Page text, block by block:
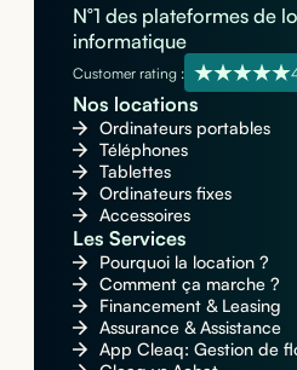
N°1 des plateformes de
informatique
Customer rating :
Nos locations
Ordinateurs portables
Téléphones
Tablettes
Ordinateurs fixes
Accessoires
Les Services
Pourquoi la location ?
Comment ça marche ?
Financement & Leasing
Assurance & Assistance
App Cleaq: Gestion de